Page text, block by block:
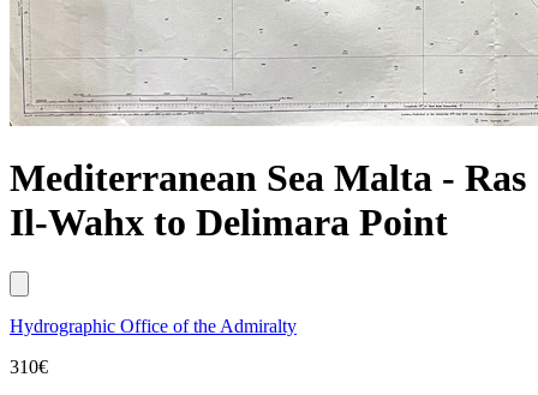
Mediterranean Sea Malta - Ras
Il-Wahx to Delimara Point
Hydrographic Office of the Admiralty
310€